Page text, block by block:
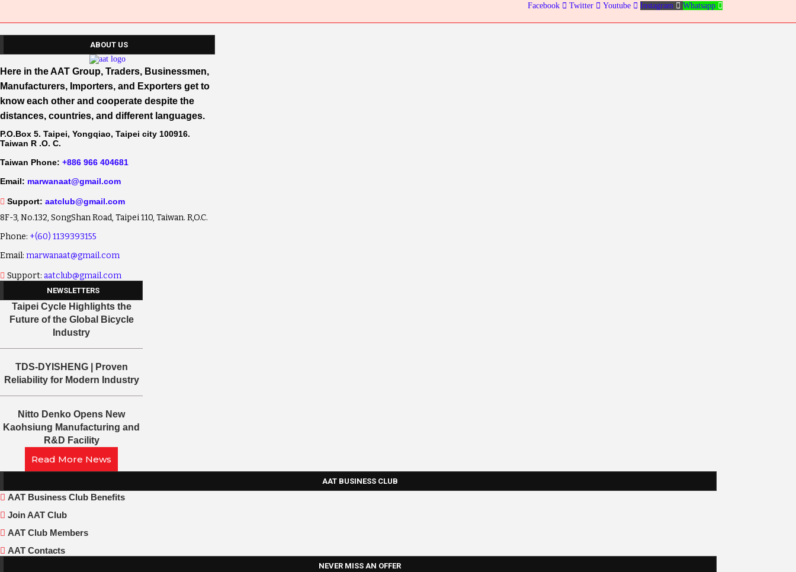
Facebook Twitter Youtube Instagram Whatsapp
ABOUT US
Here in the AAT Group, Traders, Businessmen,
Manufacturers, Importers, and Exporters get to
know each other and cooperate despite the
distances, countries, and different languages.
P.O.Box 5. Taipei, Yongqiao, Taipei city 100916.
Taiwan R .O. C.
Taiwan Phone: +886 966 404681
Email: marwanaat@gmail.com
Support: aatclub@gmail.com
8F-3, No.132, SongShan Road, Taipei 110, Taiwan. R,O.C.
Phone: +(60) 1139393155
Email: marwanaat@gmail.com
Support: aatclub@gmail.com
NEWSLETTERS
Taipei Cycle Highlights the
Future of the Global Bicycle
Industry
TDS-DYISHENG | Proven
Reliability for Modern Industry
Nitto Denko Opens New
Kaohsiung Manufacturing and
R&D Facility
Read More News
AAT BUSINESS CLUB
AAT Business Club Benefits
Join AAT Club
AAT Club Members
AAT Contacts
NEVER MISS AN OFFER